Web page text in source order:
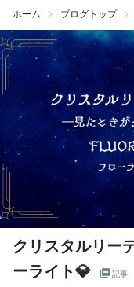
ホーム ブログトップ
クリスタルリー
ーライト💎
記事